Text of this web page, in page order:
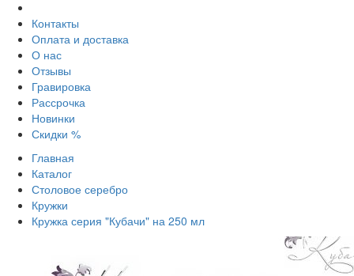
Контакты
Оплата и доставка
О нас
Отзывы
Гравировка
Рассрочка
Новинки
Скидки %
Главная
Каталог
Столовое серебро
Кружки
Кружка серия "Кубачи" на 250 мл